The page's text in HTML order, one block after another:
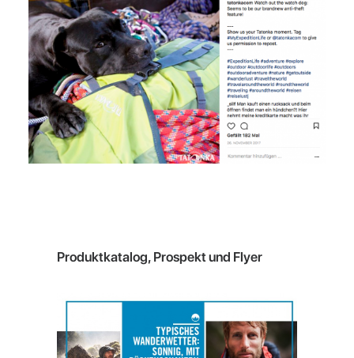
Produktkatalog, Prospekt und Flyer